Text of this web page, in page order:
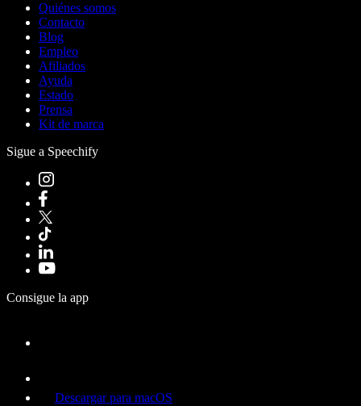
Quiénes somos
Contacto
Blog
Empleo
Afiliados
Ayuda
Estado
Prensa
Kit de marca
Sigue a Speechify
Consigue la app
Descargar para macOS